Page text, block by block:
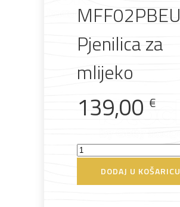
Boje i
lakovi
Građevinski
galanterija roba
MFF02PBEU
Pjenilica za
mlijeko
139,00 €
Smeg
DODAJ U KOŠARICU